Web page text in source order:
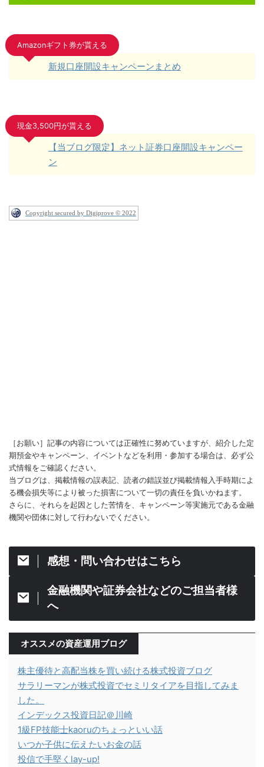
Amazonギフト券が貰える
新規口座開設キャンペーンまとめ
現金3,500円が貰える
【当ブログ限定】ネット証券口座開設キャンペー
ン
Copyright secured by Digiprove © 2022
［お願い］記事の内容については正確性に努めていますが、紹介した定
期預金やキャンペーン、イベントなどを利用・参加する場合は、必ず公
式情報をご確認ください。
当ブログは、掲載情報の誤表記、読者の錯誤並び掲載情報入手時期によ
る機会損失等により被った損害について一切の責任を負いかねます。
さらに、それらを起因とした苦情を、キャンペーン等実施元である金融
機関や団体に対して行わないでください。
感想・問い合わせはこちら
金融機関や証券会社などのご担当者様
へ
オススメの資産運用ブログ
株主優待と高配当株を買い続ける株式投資ブログ
サラリーマンが株式投資でセミリタイアを目指してみま
した。
インデックス投資日記＠川崎
1級FP技能士kaoruのちょっといい話
いつか子供に伝えたいお金の話
投信で手堅くlay-up!